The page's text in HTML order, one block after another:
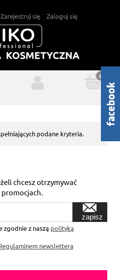
Zarejestruj się Zaloguj się
podane kryteria.
chcesz otrzymywać
zapisz
zgodnie z naszą polityką
newslettera